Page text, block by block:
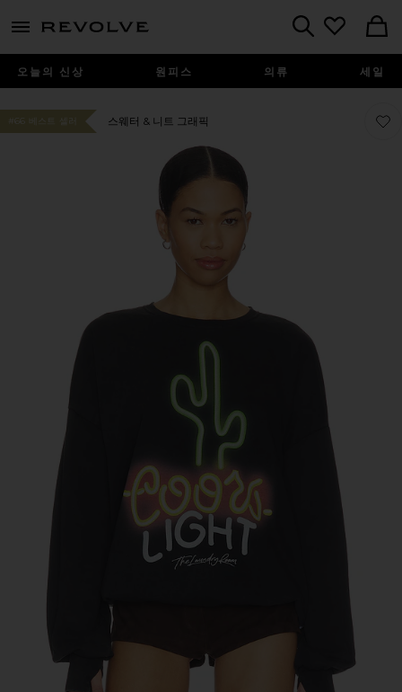
menu - shows more content
오늘의 신상 원피스 의류 세일
#66 베스트 셀러 스웨터 & 니트 그래픽 찜상
찜상